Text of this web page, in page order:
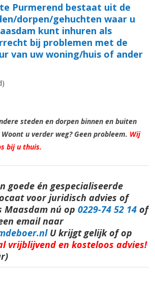
Purmerend bestaat uit de
dorpen/gehuchten waar u
kunt inhuren als
bij problemen met de
van uw woning/huis of ander
steden en dorpen binnen en buiten
u verder weg? Geen probleem. Wij
bij u thuis.
goede én gespecialiseerde
voor juridisch advies of
Maasdam nú op 0229-74 52 14 of
email naar
U krijgt gelijk of op
vrijblijvend en kosteloos advies!